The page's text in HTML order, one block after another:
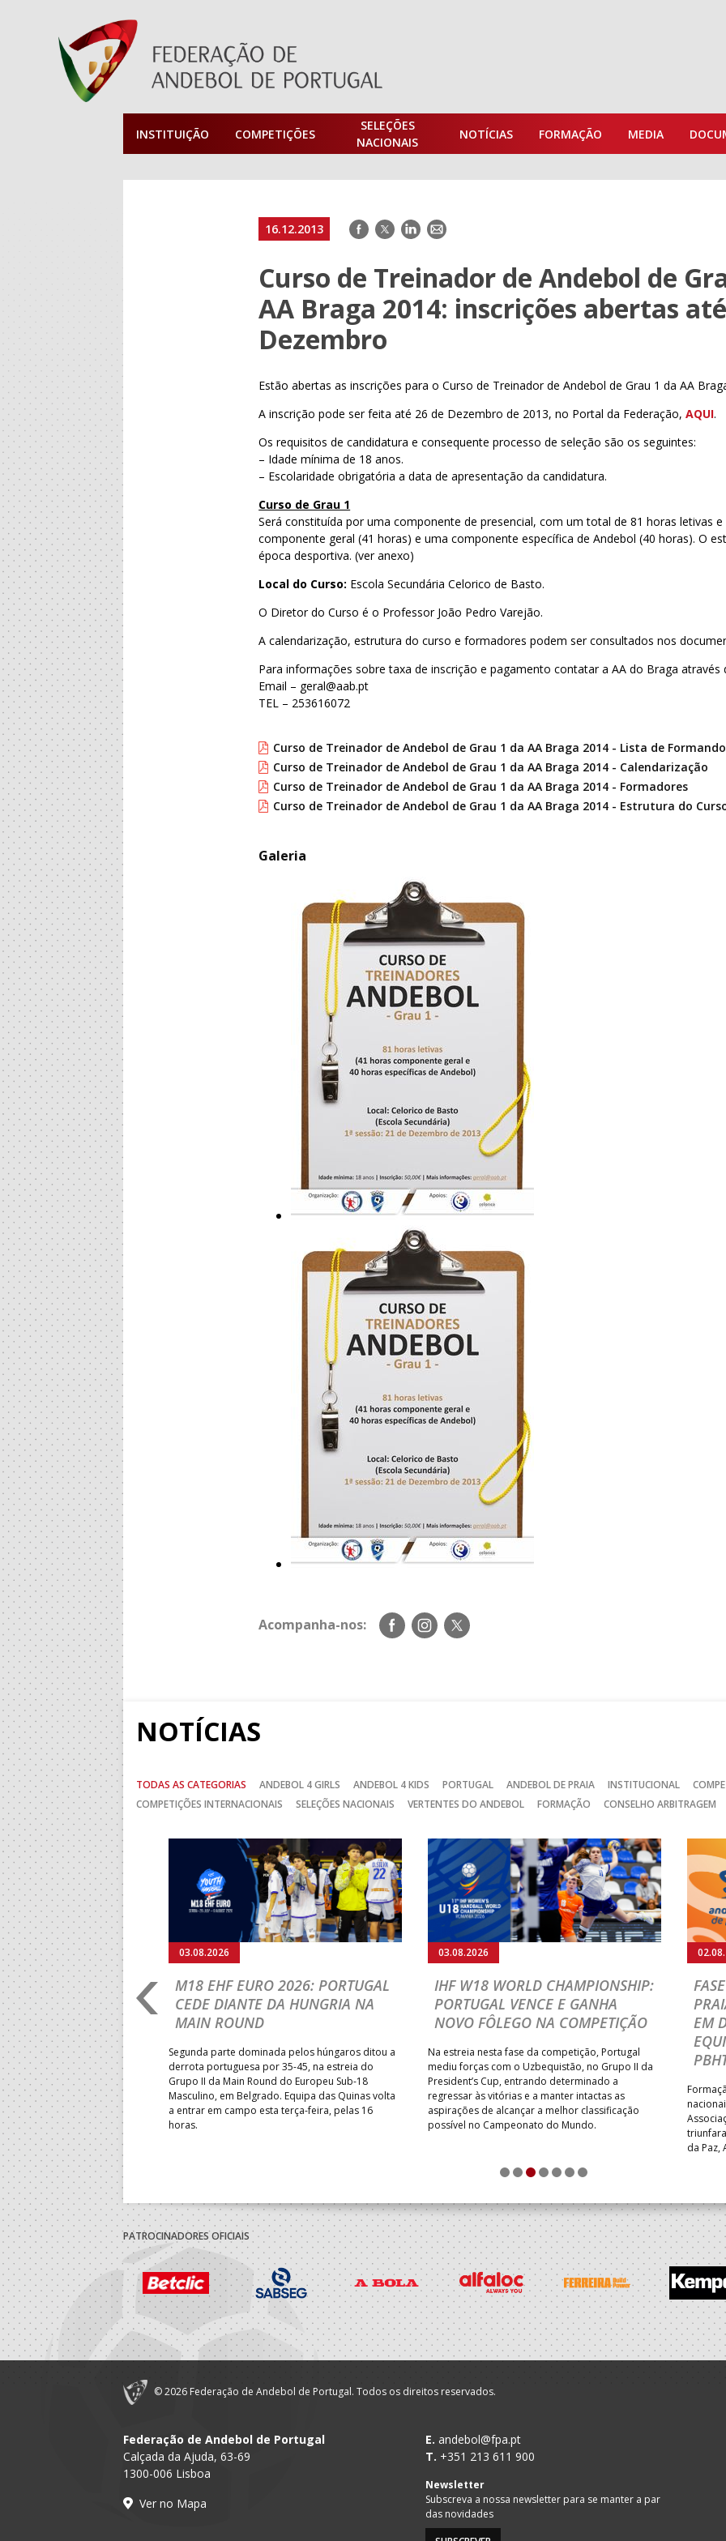
INSTITUIÇÃO COMPETIÇÕES
SELEÇÕES
NACIONAIS
NOTÍCIAS FORMAÇÃO MEDIA
16.12.2013 Facebook
TwitterLinkedIn
E-
Curso de Treinador de Andebol de
AA Braga 2014: inscrições abertas
Dezembro
Estão abertas as inscrições para o Curso de Treinador de Andebol de Grau 1 da AA
A inscrição pode ser feita até 26 de Dezembro de 2013, no Portal da Federação,AQUI.
Os requisitos de candidatura e consequente processo de seleção são os seguintes:
– Idade mínima de 18 anos.
– Escolaridade obrigatória a data de apresentação da candidatura.
Curso de Grau 1
Será constituída por uma componente de presencial, com um total de 81 horas letivas
componente geral (41 horas) e uma componente específica de Andebol (40 horas). O
época desportiva. (ver anexo)
Local do Curso: Escola Secundária Celorico de Basto.
O Diretor do Curso é o Professor João Pedro Varejão.
A calendarização, estrutura do curso e formadores podem ser consultados nos
Para informações sobre taxa de inscrição e pagamento contatar a AA do Braga através
Email – geral@aab.pt
TEL – 253616072
Curso de Treinador de Andebol de Grau 1 da AA Braga 2014 - Lista de
Curso de Treinador de Andebol de Grau 1 da AA Braga 2014 - Calendarização
Curso de Treinador de Andebol de Grau 1 da AA Braga 2014 - Formadores
Curso de Treinador de Andebol de Grau 1 da AA Braga 2014 - Estrutura do
Galeria
Acompanha-nos:
Siga-
nos
Siga-
nos
Siga-
nos
NOTÍCIAS
TODAS AS CATEGORIAS ANDEBOL 4 GIRLS ANDEBOL 4 KIDS PORTUGAL ANDEBOL DE PRAIA INSTITUCIONAL
COMPETIÇÕES INTERNACIONAIS
SELEÇÕES NACIONAIS VERTENTES DO ANDEBOL FORMAÇÃO CONSELHO ARBITRAGEM
PORTUGAL
E SEGUE NA LUTA
CLASSIFICAÇÃO
a Guiné por 28-23, em
do Grupo II da
de sub-18 Feminino,
Equipa das Quinas volta
quinta-feira.
03.08.2026
M18 EHF EURO 2026: PORTUGAL
CEDE DIANTE DA HUNGRIA NA
MAIN ROUND
Segunda parte dominada pelos húngaros ditou a
derrota portuguesa por 35-45, na estreia do
Grupo II da Main Round do Europeu Sub-18
Masculino, em Belgrado. Equipa das Quinas volta
a entrar em campo esta terça-feira, pelas 16
horas.
03.08.2026
IHF W18 WORLD CHAMPIONSHIP:
PORTUGAL VENCE E GANHA
NOVO FÔLEGO NA COMPETIÇÃO
Na estreia nesta fase da competição, Portugal
mediu forças com o Uzbequistão, no Grupo II da
President’s Cup, entrando determinado a
regressar às vitórias e a manter intactas as
aspirações de alcançar a melhor classificação
possível no Campeonato do Mundo.
EM
da Paz,
1 2 3 4 5 6 7
PATROCINADORES OFICIAIS
© 2026 Federação de Andebol de Portugal. Todos os direitos reservados.
Federação de Andebol de Portugal
Calçada da Ajuda, 63-69
1300-006 Lisboa
Ver no Mapa
E. andebol@fpa.pt
T. +351 213 611 900
Newsletter
Subscreva a nossa newsletter para se manter a par
das novidades